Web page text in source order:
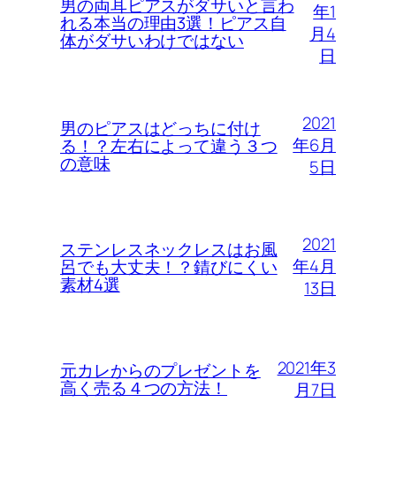
男の両耳ピアスがダサいと言わ
れる本当の理由3選！ピアス自
体がダサいわけではない
年1
月4
日
男のピアスはどっちに付け
る！？左右によって違う３つ
の意味
2021
年6月
5日
ステンレスネックレスはお風
呂でも大丈夫！？錆びにくい
素材4選
2021
年4月
13日
元カレからのプレゼントを
高く売る４つの方法！
2021年3
月7日